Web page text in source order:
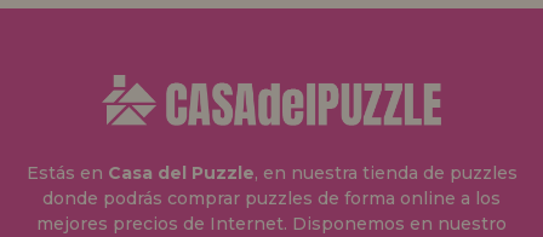
Estás en Casa del Puzzle, en nuestra tienda de puzzles
donde podrás comprar puzzles de forma online a los
mejores precios de Internet. Disponemos en nuestro